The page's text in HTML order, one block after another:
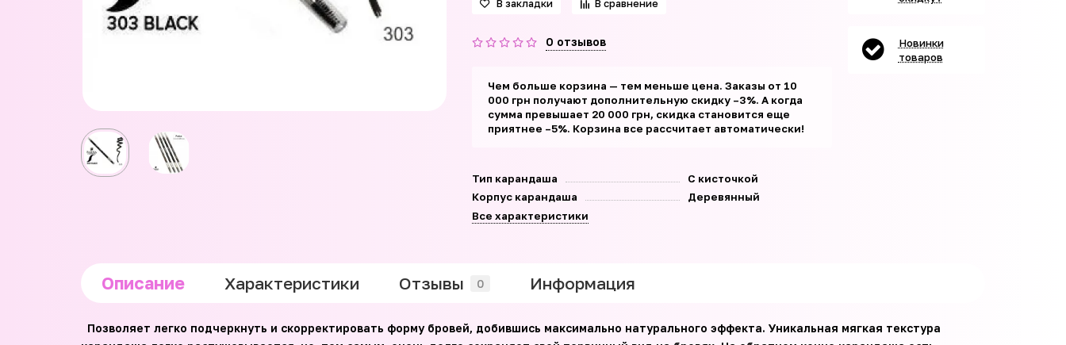
В закладки В сравнение
0 отзывов
Чем больше корзина — тем меньше цена. Заказы от 10
000 грн получают дополнительную скидку –3%. А когда
сумма превышает 20 000 грн, скидка становится еще
приятнее –5%. Корзина все рассчитает автоматически!
Тип карандаша
С кисточкой
Корпус карандаша
Деревянный
Все характеристики
Новинки
товаров
Описание Характеристики Отзывы 0 Информация
Позволяет легко подчеркнуть и скорректировать форму бровей, добившись максимально натурального эффекта. Уникальная мягкая текстура